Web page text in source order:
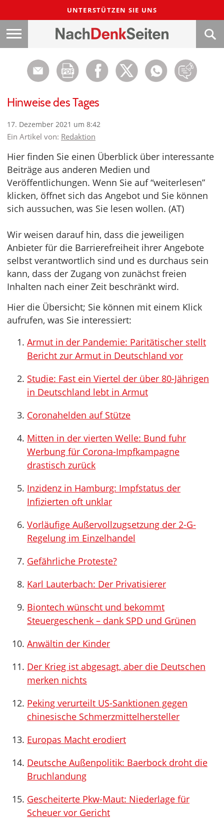
UNTERSTÜTZEN SIE UNS
Hinweise des Tages
17. Dezember 2021 um 8:42
Ein Artikel von: Redaktion
Hier finden Sie einen Überblick über interessante
Beiträge aus anderen Medien und
Veröffentlichungen. Wenn Sie auf “weiterlesen”
klicken, öffnet sich das Angebot und Sie können
sich aussuchen, was Sie lesen wollen. (AT)
Wir weisen darauf hin, dass die jeweiligen
Anbieter für die Barrierefreiheit ihrer Angebote
selbst verantwortlich sind und es durchaus sein
kann, dass der Zugang von zunächst freien
Inhalten nach einer Zeit beschränkt wird.
Hier die Übersicht; Sie können mit einem Klick
aufrufen, was Sie interessiert:
Armut in der Pandemie: Paritätischer stellt
Bericht zur Armut in Deutschland vor
Studie: Fast ein Viertel der über 80-Jährigen
in Deutschland lebt in Armut
Coronahelden auf Stütze
Mitten in der vierten Welle: Bund fuhr
Werbung für Corona-Impfkampagne
drastisch zurück
Inzidenz in Hamburg: Impfstatus der
Infizierten oft unklar
Vorläufige Außervollzugsetzung der 2-G-
Regelung im Einzelhandel
Gefährliche Proteste?
Karl Lauterbach: Der Privatisierer
Biontech wünscht und bekommt
Steuergeschenk – dank SPD und Grünen
Anwältin der Kinder
Der Krieg ist abgesagt, aber die Deutschen
merken nichts
Peking verurteilt US-Sanktionen gegen
chinesische Schmerzmittelhersteller
Europas Macht erodiert
Deutsche Außenpolitik: Baerbock droht die
Bruchlandung
Gescheiterte Pkw-Maut: Niederlage für
Scheuer vor Gericht